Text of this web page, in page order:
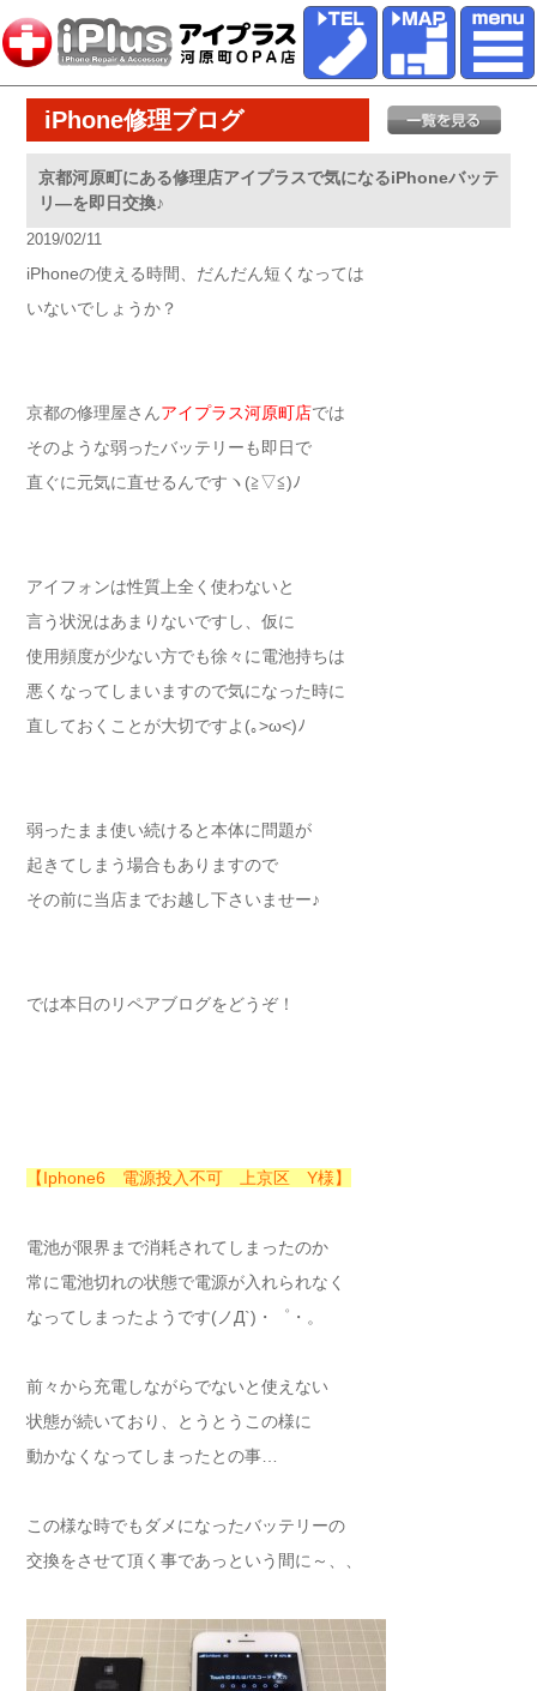
iPhone修理ブログ
京都河原町にある修理店アイプラスで気になるiPhoneバッテ
リ―を即日交換♪
2019/02/11
iPhoneの使える時間、だんだん短くなっては
いないでしょうか？
京都の修理屋さんアイプラス河原町店では
そのような弱ったバッテリーも即日で
直ぐに元気に直せるんですヽ(≧▽≦)ﾉ
アイフォンは性質上全く使わないと
言う状況はあまりないですし、仮に
使用頻度が少ない方でも徐々に電池持ちは
悪くなってしまいますので気になった時に
直しておくことが大切ですよ(｡>ω<)ﾉ
弱ったまま使い続けると本体に問題が
起きてしまう場合もありますので
その前に当店までお越し下さいませー♪
では本日のリペアブログをどうぞ！
【Iphone6 電源投入不可 上京区 Y様】
電池が限界まで消耗されてしまったのか
常に電池切れの状態で電源が入れられなく
なってしまったようです(ノД`)・゜・。
前々から充電しながらでないと使えない
状態が続いており、とうとうこの様に
動かなくなってしまったとの事…
この様な時でもダメになったバッテリーの
交換をさせて頂く事であっという間に～、、